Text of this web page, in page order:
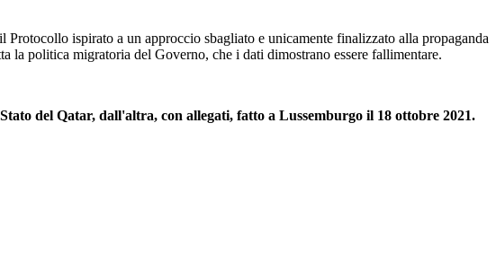
ispirato a un approccio sbagliato e unicamente finalizzato alla propaganda
la politica migratoria del Governo, che i dati dimostrano essere fallimentare.
del Qatar, dall'altra, con allegati, fatto a Lussemburgo il 18 ottobre 2021.